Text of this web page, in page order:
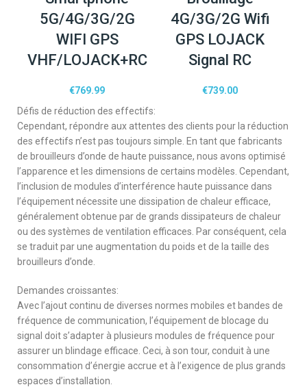
5G/4G/3G/2G
WIFI GPS
VHF/LOJACK+RC
€769.99
4G/3G/2G Wifi
GPS LOJACK
Signal RC
€739.00
Défis de réduction des effectifs:
Cependant, répondre aux attentes des clients pour la réduction
des effectifs n’est pas toujours simple. En tant que fabricants
de brouilleurs d’onde de haute puissance, nous avons optimisé
l’apparence et les dimensions de certains modèles. Cependant,
l’inclusion de modules d’interférence haute puissance dans
l’équipement nécessite une dissipation de chaleur efficace,
généralement obtenue par de grands dissipateurs de chaleur
ou des systèmes de ventilation efficaces. Par conséquent, cela
se traduit par une augmentation du poids et de la taille des
brouilleurs d’onde.
Demandes croissantes:
Avec l’ajout continu de diverses normes mobiles et bandes de
fréquence de communication, l’équipement de blocage du
signal doit s’adapter à plusieurs modules de fréquence pour
assurer un blindage efficace. Ceci, à son tour, conduit à une
consommation d’énergie accrue et à l’exigence de plus grands
espaces d’installation.